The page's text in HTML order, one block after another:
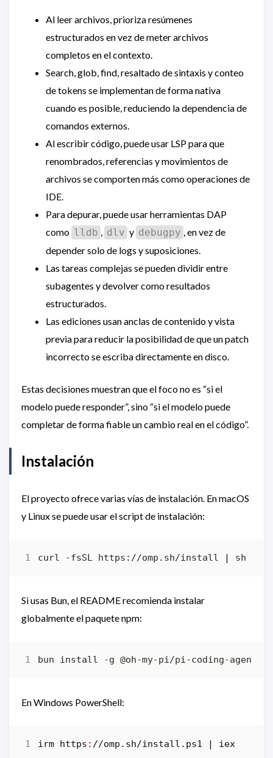
Al leer archivos, prioriza resúmenes
estructurados en vez de meter archivos
completos en el contexto.
Search, glob, find, resaltado de sintaxis y conteo
de tokens se implementan de forma nativa
cuando es posible, reduciendo la dependencia de
comandos externos.
Al escribir código, puede usar LSP para que
renombrados, referencias y movimientos de
archivos se comporten más como operaciones de
IDE.
Para depurar, puede usar herramientas DAP
como lldb , dlv y debugpy , en vez de
depender solo de logs y suposiciones.
Las tareas complejas se pueden dividir entre
subagentes y devolver como resultados
estructurados.
Las ediciones usan anclas de contenido y vista
previa para reducir la posibilidad de que un patch
incorrecto se escriba directamente en disco.
Estas decisiones muestran que el foco no es “si el
modelo puede responder”, sino “si el modelo puede
completar de forma fiable un cambio real en el código”.
Instalación
El proyecto ofrece varias vías de instalación. En macOS
y Linux se puede usar el script de instalación:
curl -fsSL https://omp.sh/install |
Si usas Bun, el README recomienda instalar
globalmente el paquete npm:
En Windows PowerShell:
irm https : //omp . sh/install . ps1 |